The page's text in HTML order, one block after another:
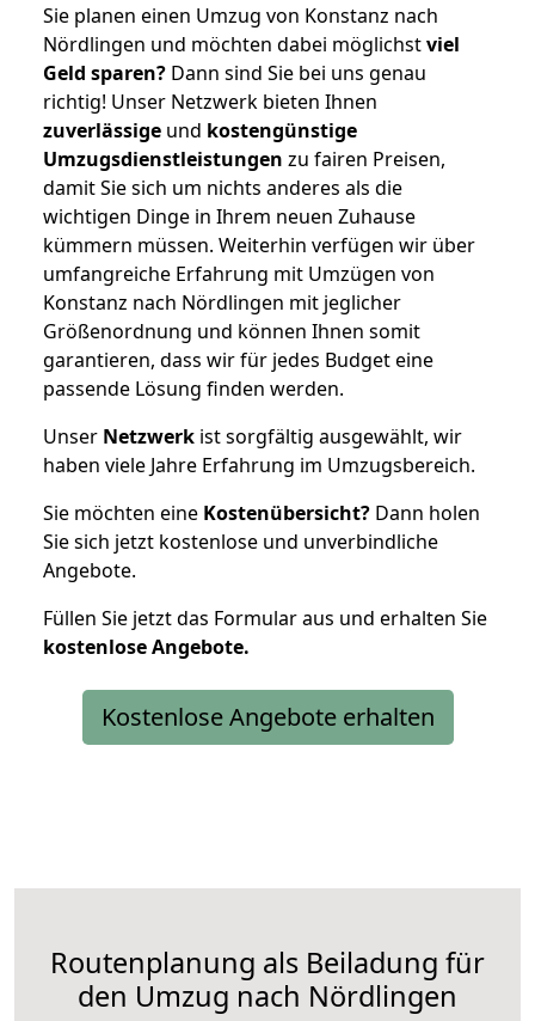
Sie planen einen Umzug von Konstanz nach
Nördlingen und möchten dabei möglichstviel
Geld sparen? Dann sind Sie bei uns genau
richtig! Unser Netzwerk bieten Ihnen
zuverlässige und kostengünstige
Umzugsdienstleistungen zu fairen Preisen,
damit Sie sich um nichts anderes als die
wichtigen Dinge in Ihrem neuen Zuhause
kümmern müssen. Weiterhin verfügen wir über
umfangreiche Erfahrung mit Umzügen von
Konstanz nach Nördlingen mit jeglicher
Größenordnung und können Ihnen somit
garantieren, dass wir für jedes Budget eine
passende Lösung finden werden.
Unser Netzwerk ist sorgfältig ausgewählt, wir
haben viele Jahre Erfahrung im Umzugsbereich.
Sie möchten eine Kostenübersicht? Dann holen
Sie sich jetzt kostenlose und unverbindliche
Angebote.
Füllen Sie jetzt das Formular aus und erhalten Sie
kostenloseAngebote.
Kostenlose Angebote erhalten
Routenplanung als Beiladung für
den Umzug nach Nördlingen